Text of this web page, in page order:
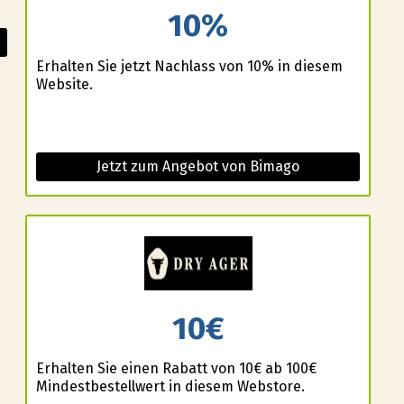
10%
Erhalten Sie jetzt Nachlass von 10% in diesem
Website.
Jetzt zum Angebot von Bimago
10€
Erhalten Sie einen Rabatt von 10€ ab 100€
Mindestbestellwert in diesem Webstore.